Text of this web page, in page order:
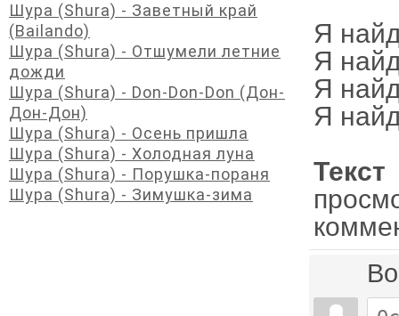
Я
Я
Я
Я
Шура (Shura) - Заветный край
(Bailando)
Шура (Shura) - Отшумели летние
дожди
Шура (Shura) - Don-Don-Don (Дон-
Дон-Дон)
Шура (Shura) - Осень пришла
Шура (Shura) - Холодная луна
Шура (Shura) - Порушка-пораня
Шура (Shura) - Зимушка-зима